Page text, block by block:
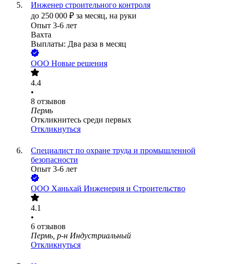
Инженер строительного контроля
до 250 000 ₽ за месяц, на руки
Опыт 3-6 лет
Вахта
Выплаты: Два раза в месяц
ООО Новые решения
4.4
•
8 отзывов
Пермь
Откликнитесь среди первых
Откликнуться
Специалист по охране труда и промышленной
безопасности
Опыт 3-6 лет
ООО Ханьхай Инженерия и Строительство
4.1
•
6 отзывов
Пермь, р-н Индустриальный
Откликнуться